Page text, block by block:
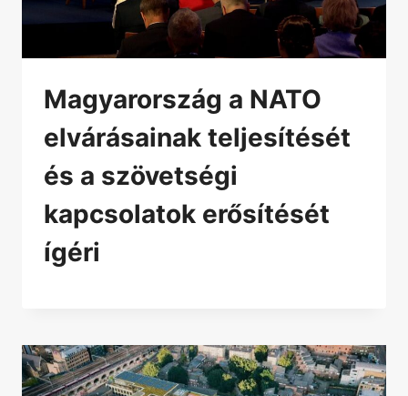
Magyarország a NATO
elvárásainak teljesítését
és a szövetségi
kapcsolatok erősítését
ígéri